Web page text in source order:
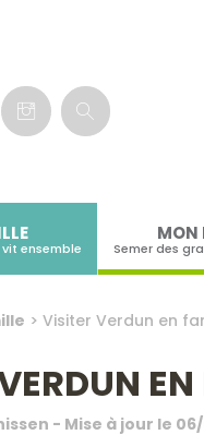
ensemble
MON
Semer des
> Visiter Verdun en
EN
- Mise à jour le